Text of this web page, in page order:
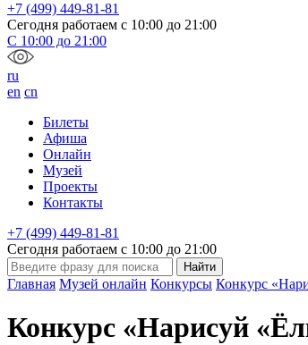
+7 (499) 449-81-81
Сегодня работаем с 10:00 до 21:00
С 10:00 до 21:00
ru
en cn
Билеты
Афиша
Онлайн
Музей
Проекты
Контакты
+7 (499) 449-81-81
Сегодня работаем с 10:00 до 21:00
Главная Музей онлайн Конкурсы Конкурс
Конкурс «Нарисуй